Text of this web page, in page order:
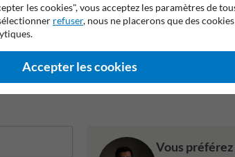
Vous
les cookies", vous acceptez les paramètres de
refuser, nous ne placerons que des cookies
Accepter les cookies